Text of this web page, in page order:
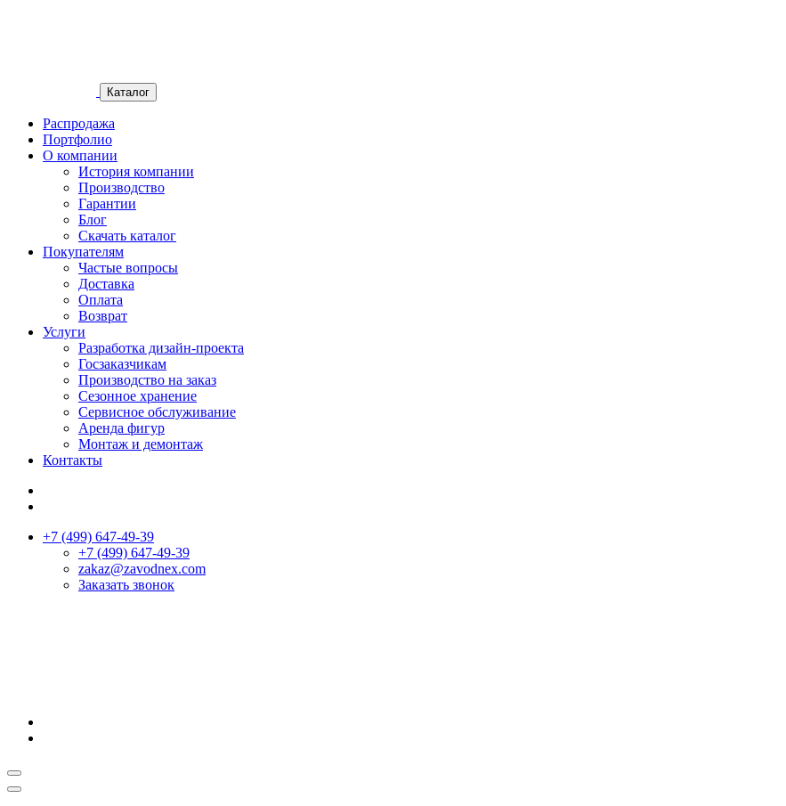
Каталог
Распродажа
Портфолио
О компании
История компании
Производство
Гарантии
Блог
Скачать каталог
Покупателям
Частые вопросы
Доставка
Оплата
Возврат
Услуги
Разработка дизайн-проекта
Госзаказчикам
Производство на заказ
Сезонное хранение
Сервисное обслуживание
Аренда фигур
Монтаж и демонтаж
Контакты
+7 (499) 647-49-39
+7 (499) 647-49-39
zakaz@zavodnex.сom
Заказать звонок